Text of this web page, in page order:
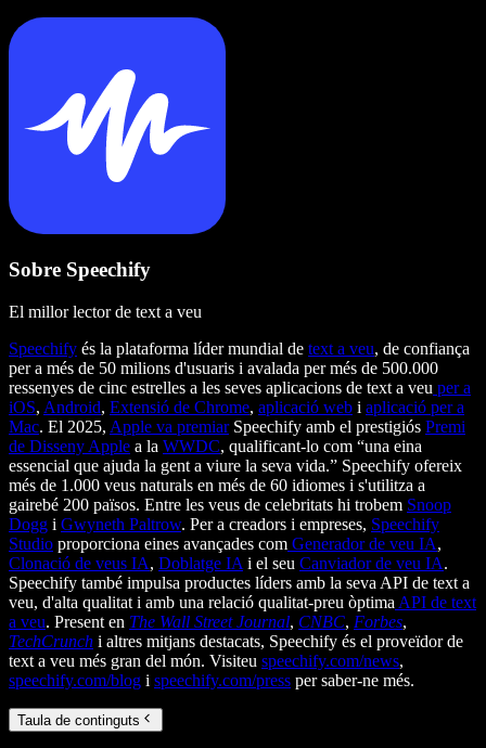
Sobre Speechify
El millor lector de text a veu
Speechify és la plataforma líder mundial de text a veu, de confiança
per a més de 50 milions d'usuaris i avalada per més de 500.000
ressenyes de cinc estrelles a les seves aplicacions de text a veu per a
iOS, Android, Extensió de Chrome, aplicació web i aplicació per a
Mac. El 2025, Apple va premiarSpeechify amb el prestigiós Premi
de Disseny Apple a la WWDC, qualificant-lo com “una eina
essencial que ajuda la gent a viure la seva vida.” Speechify ofereix
més de 1.000 veus naturals en més de 60 idiomes i s'utilitza a
gairebé 200 països. Entre les veus de celebritats hi trobem Snoop
Dogg i Gwyneth Paltrow. Per a creadors i empreses, Speechify
Studio proporciona eines avançades com Generador de veu IA,
Clonació de veus IA, Doblatge IA i el seu Canviador de veu IA.
Speechify també impulsa productes líders amb la seva API de text a
veu, d'alta qualitat i amb una relació qualitat-preu òptima API de text
a veu. Present en The Wall Street Journal, CNBC, Forbes,
TechCrunch i altres mitjans destacats, Speechify és el proveïdor de
text a veu més gran del món. Visiteu speechify.com/news,
speechify.com/blog i speechify.com/press per saber-ne més.
Taula de continguts